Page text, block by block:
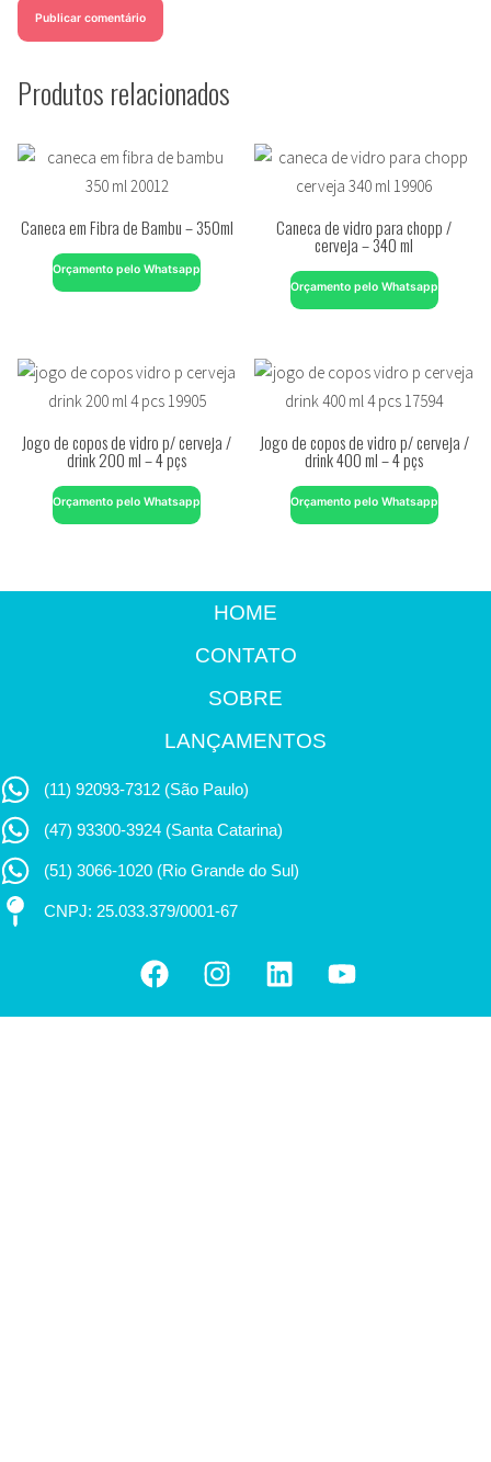
Produtos relacionados
Caneca em Fibra de Bambu – 350ml
Orçamento pelo Whatsapp
Caneca de vidro para chopp /
cerveja – 340 ml
Orçamento pelo Whatsapp
Jogo de copos de vidro p/ cerveja /
drink 200 ml – 4 pçs
Orçamento pelo Whatsapp
Jogo de copos de vidro p/ cerveja /
drink 400 ml – 4 pçs
Orçamento pelo Whatsapp
HOME
CONTATO
SOBRE
LANÇAMENTOS
(11) 92093-7312 (São Paulo)
(47) 93300-3924 (Santa Catarina)
(51) 3066-1020 (Rio Grande do Sul)
CNPJ: 25.033.379/0001-67